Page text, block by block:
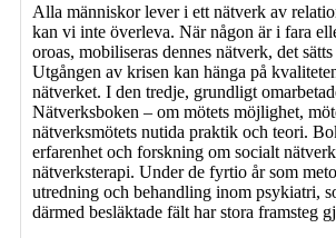
Alla människor lever i ett nätverk av
kan vi inte överleva. När någon är i fara
oroas, mobiliseras dennes nätverk, det
Utgången av krisen kan hänga på
nätverket. I den tredje, grundligt
Nätverksboken – om mötets möjlighet,
nätverksmötets nutida praktik och teori.
erfarenhet och forskning om socialt
nätverksterapi. Under de fyrtio år som
utredning och behandling inom psykiatri,
därmed besläktade fält har stora framsteg